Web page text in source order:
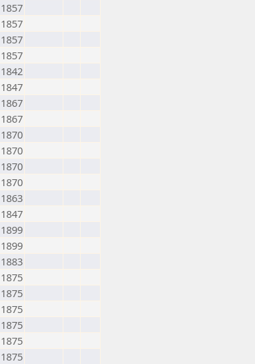
1857
1857
1857
1857
1842
1847
1867
1867
1870
1870
1870
1870
1863
1847
1899
1899
1883
1875
1875
1875
1875
1875
1875